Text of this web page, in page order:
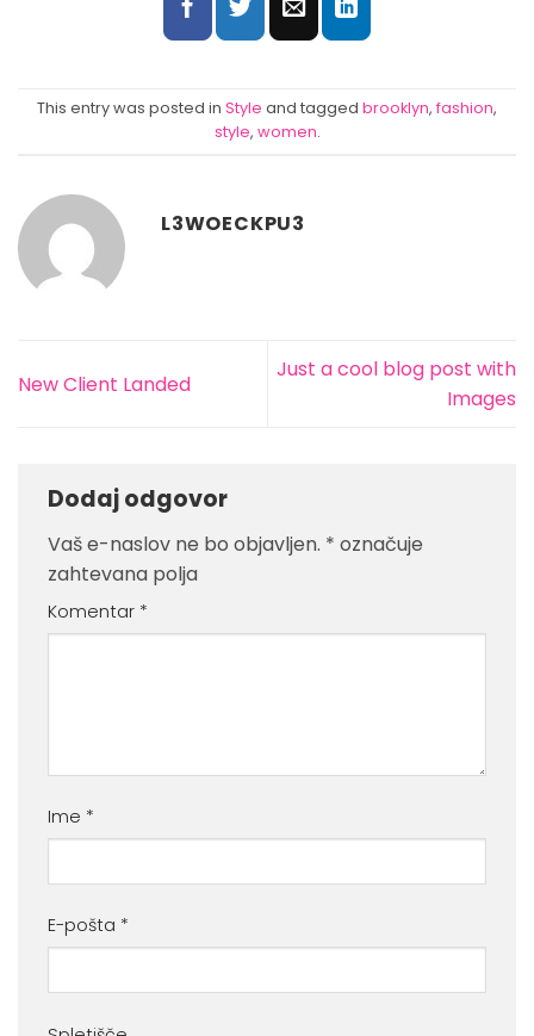
This entry was posted in Style and tagged brooklyn, fashion,
style, women.
L3WOECKPU3
New Client Landed
Just a cool blog post with
Images
Dodaj odgovor
Vaš e-naslov ne bo objavljen. * označuje
zahtevana polja
Komentar *
Ime *
E-pošta *